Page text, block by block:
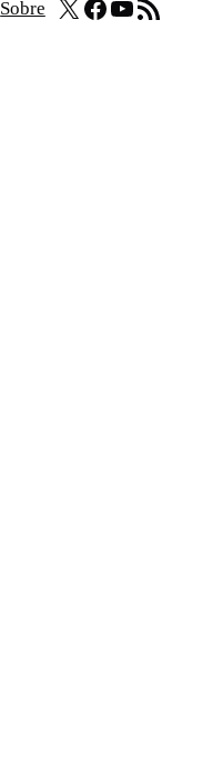
Sobre X Facebook
Youtube
Feed RSS